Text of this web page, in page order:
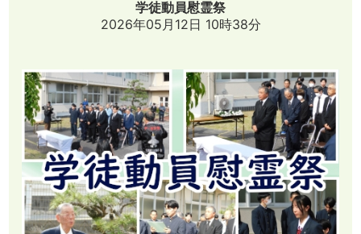
学徒動員慰霊祭
2026年05月12日 10時38分